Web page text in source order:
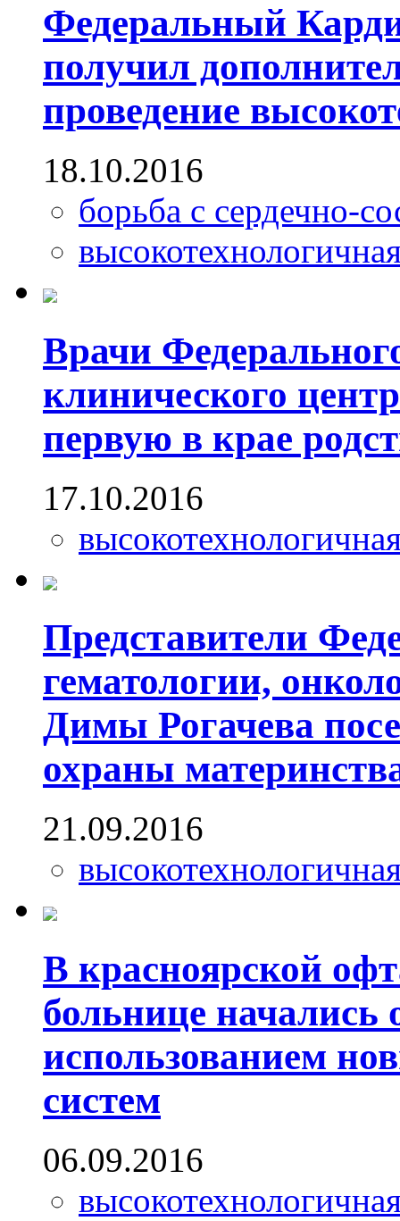
Федеральный
получил
проведение
18.10.2016
борьба с сердечно-
Врачи
клинического
первую в крае
17.10.2016
Представители
гематологии,
Димы Рогачева
охраны
21.09.2016
В красноярской
больнице начались
использованием
систем
06.09.2016